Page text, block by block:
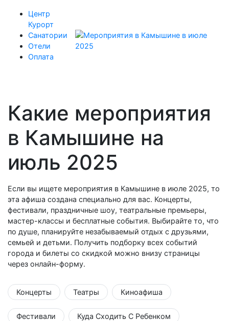
Центр
Курорт
Санатории
Отели
Оплата
Какие мероприятия
в Камышине на
июль 2025
Если вы ищете мероприятия в Камышине в июле 2025, то
эта афиша создана специально для вас. Концерты,
фестивали, праздничные шоу, театральные премьеры,
мастер-классы и бесплатные события. Выбирайте то, что
по душе, планируйте незабываемый отдых с друзьями,
семьей и детьми. Получить подборку всех событий
города и билеты со скидкой можно внизу страницы
через онлайн-форму.
Концерты Театры Киноафиша
Фестивали Куда Сходить С Ребенком